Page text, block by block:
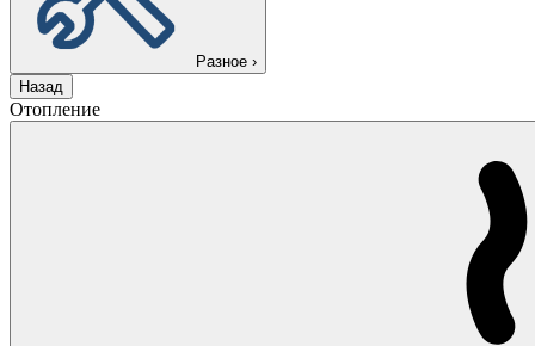
Разное ›
Назад
Отопление